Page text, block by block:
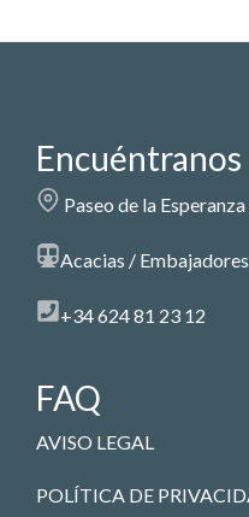
Encuéntranos
Paseo de la
Acacias / Embajadores
+34 624 81 23 12
FAQ
AVISO LEGAL
POLÍTICA DE